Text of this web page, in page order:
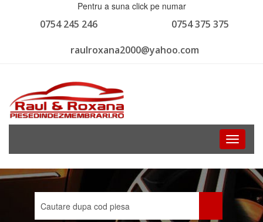
Pentru a suna click pe numar
0754 375 375
0754 245 246
raulroxana2000@yahoo.com
Toggle